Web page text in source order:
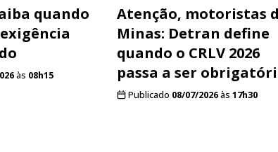
quando
às 08h15
Atenção, motoristas
Minas: Detran define
quando o CRLV 2026
passa a ser
Publicado 08/07/2026às 17h30